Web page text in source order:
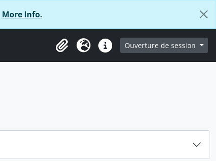
More Info.
Presse-papier
LangueLiens rapidesOuverture de session